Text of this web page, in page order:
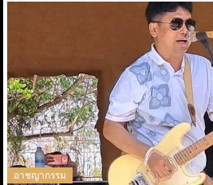
อาชญากรรม